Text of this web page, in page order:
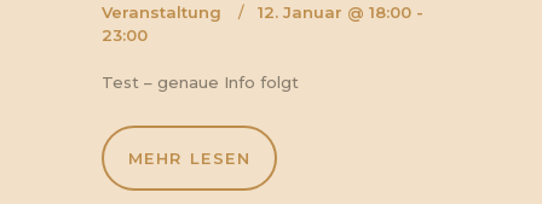
Veranstaltung
12. Januar @ 18:00 -
23:00
Test – genaue Info folgt
MEHR LESEN